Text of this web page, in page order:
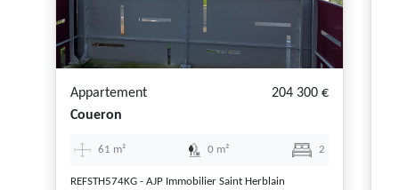
Appartement
204 300 €
Coueron
61 m² 0 m² 2
REFSTH574KG - AJP Immobilier Saint Herblain